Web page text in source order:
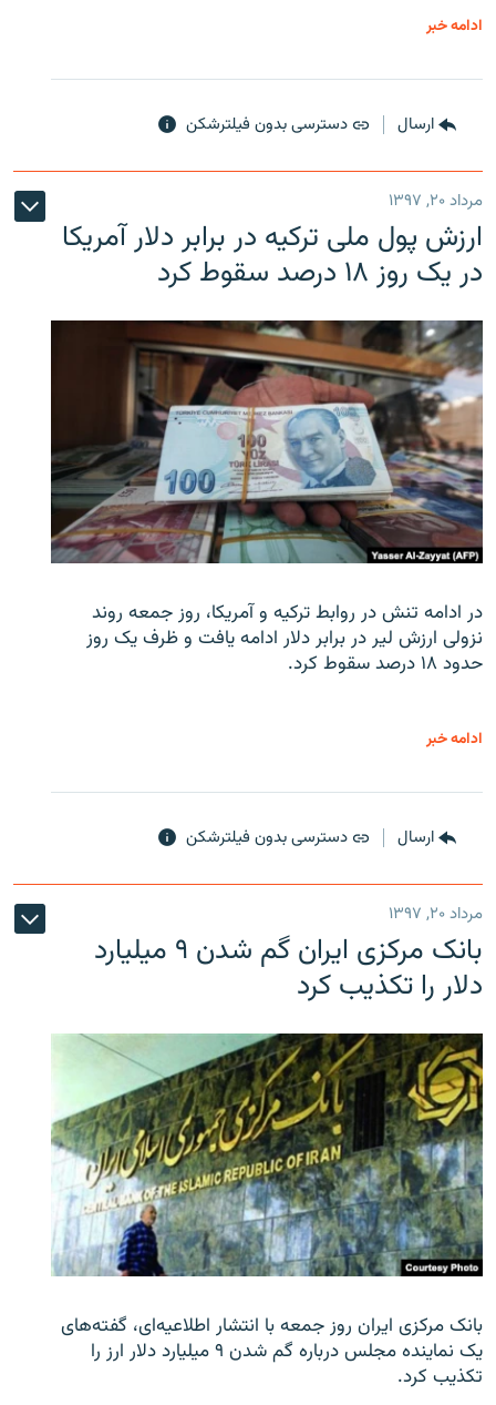
ادامه خبر
ارسال دسترسی بدون فیلترشکن
مرداد ۲۰, ۱۳۹۷
ارزش پول ملی ترکیه در برابر دلار آمریکا
در یک روز ۱۸ درصد سقوط کرد
در ادامه تنش در روابط ترکیه و آمریکا، روز جمعه روند
نزولی ارزش لیر در برابر دلار ادامه یافت و ظرف یک روز
حدود ۱۸ درصد سقوط کرد.
ادامه خبر
ارسال دسترسی بدون فیلترشکن
مرداد ۲۰, ۱۳۹۷
بانک مرکزی ایران گم شدن ۹ میلیارد
دلار را تکذیب کرد
بانک مرکزی ایران روز جمعه با انتشار اطلاعیه‌ای، گفته‌های
یک نماینده مجلس درباره گم شدن ۹ میلیارد دلار ارز را
تکذیب کرد.